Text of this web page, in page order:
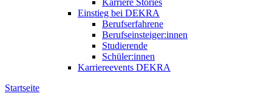
Einstieg bei DEKRA
Berufserfahrene
Berufseinsteiger:innen
Studierende
Schüler:innen
Karriereevents DEKRA
Startseite